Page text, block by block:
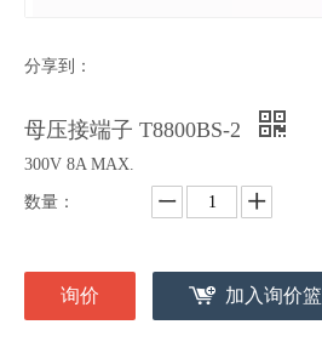
分享到：
母压接端子 T8800BS-2
300V 8A MAX.
数量：
询价 加入询价篮